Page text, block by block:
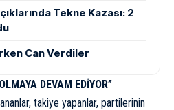
Tekne Kazası: 2
Can Verdiler
DEVAM EDİYOR”
takiye yapanlar, partilerinin